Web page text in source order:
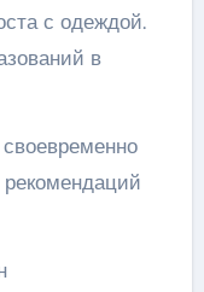
с одеждой.
в